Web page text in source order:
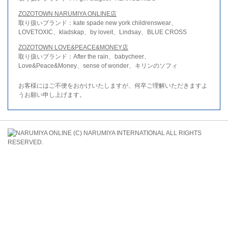
ZOZOTOWN NARUMIYA ONLINE店
取り扱いブランド：kate spade new york childrenswear、
LOVETOXIC、kladskap、by loveit、Lindsay、BLUE CROSS
ZOZOTOWN LOVE&PEACE&MONEY店
取り扱いブランド：After the rain、babycheer、
Love&Peace&Money、sense of wonder、キリンのソフィ
お客様にはご不便をおかけいたしますが、何卒ご理解いただきますよ
うお願い申し上げます。